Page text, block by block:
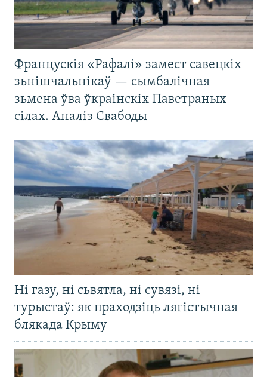
Францускія «Рафалі» замест савецкіх
зьнішчальнікаў — сымбалічная
зьмена ўва ўкраінскіх Паветраных
сілах. Аналіз Свабоды
Ні газу, ні сьвятла, ні сувязі, ні
турыстаў: як праходзіць лягістычная
блякада Крыму